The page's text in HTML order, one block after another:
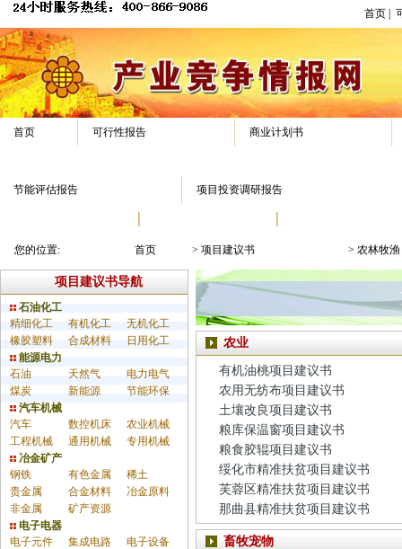
首页
首页 可行性报告 商业计划书
节能评估报告 项目投资调研报告
您的位置: 首页 > 项目建议书 > 农林牧渔
项目建议书导航
石油化工
精细化工
有机化工
无机化工
橡胶塑料
合成材料
日用化工
能源电力
石油
天然气
电力电气
煤炭
新能源
节能环保
汽车机械
汽车
数控机床
农业机械
工程机械
通用机械
专用机械
冶金矿产
钢铁
有色金属
稀土
贵金属
合金材料
冶金原料
非金属
矿产资源
电子电器
电子元件
集成电路
电子设备
农业
有机油桃项目建议书
农用无纺布项目建议书
土壤改良项目建议书
粮库保温窗项目建议书
粮食胶辊项目建议书
绥化市精准扶贫项目建议书
芙蓉区精准扶贫项目建议书
那曲县精准扶贫项目建议书
畜牧宠物